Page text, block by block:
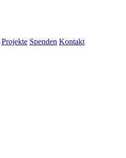
Projekte Spenden Kontakt